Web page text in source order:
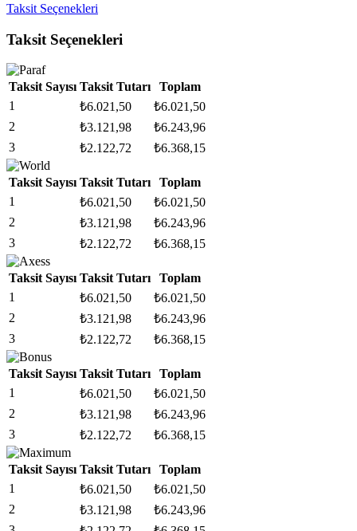
Taksit Seçenekleri
Taksit Seçenekleri
Taksit Sayısı Taksit Tutarı
Toplam
1
₺6.021,50 ₺6.021,50
2
₺3.121,98 ₺6.243,96
3
₺2.122,72 ₺6.368,15
Taksit Sayısı Taksit Tutarı
Toplam
1
₺6.021,50 ₺6.021,50
2
₺3.121,98 ₺6.243,96
3
₺2.122,72 ₺6.368,15
Taksit Sayısı Taksit Tutarı
Toplam
1
₺6.021,50 ₺6.021,50
2
₺3.121,98 ₺6.243,96
3
₺2.122,72 ₺6.368,15
Taksit Sayısı Taksit Tutarı
Toplam
1
₺6.021,50 ₺6.021,50
2
₺3.121,98 ₺6.243,96
3
₺2.122,72 ₺6.368,15
Taksit Sayısı Taksit Tutarı
Toplam
1
₺6.021,50 ₺6.021,50
2
₺3.121,98 ₺6.243,96